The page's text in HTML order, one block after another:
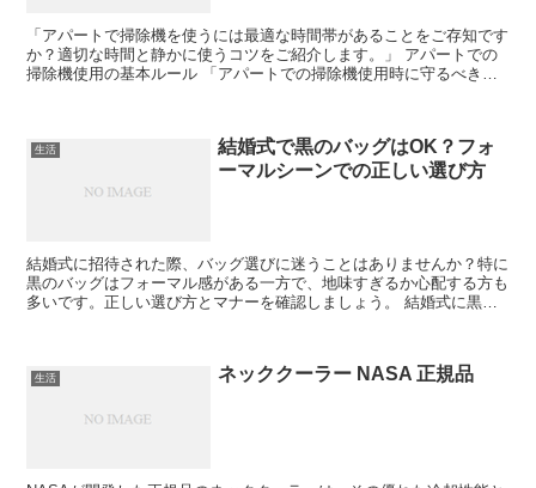
「アパートで掃除機を使うには最適な時間帯があることをご存知です
か？適切な時間と静かに使うコツをご紹介します。」 アパートでの
掃除機使用の基本ルール 「アパートでの掃除機使用時に守るべき基
生活
結婚式で黒のバッグはOK？フォ
ーマルシーンでの正しい選び方
結婚式に招待された際、バッグ選びに迷うことはありませんか？特に
黒のバッグはフォーマル感がある一方で、地味すぎるか心配する方も
多いです。正しい選び方とマナーを確認しましょう。 結婚式に黒の
生活 ネッククーラー NASA 正規品